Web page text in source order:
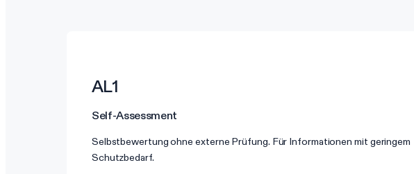
AL1
Self-Assessment
Selbstbewertung ohne externe Prüfung. Für Informationen mit geringem
Schutzbedarf.